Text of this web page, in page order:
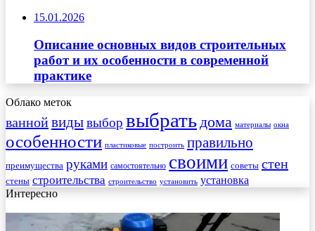
15.01.2026
Описание основных видов строительных
работ и их особенности в современной
практике
Облако меток
ваннойвидывыбор выбратьдома материалы окна
особенности пластиковые построить правильно
преимущества руками самостоятельно своими советы стен
стены строительства строительство установить установка
Интересно